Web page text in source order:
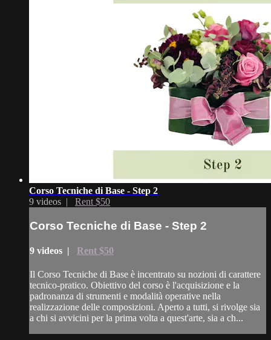
Corso Tecniche di Base - Step 2
9 videos | Rent $50
Corso Tecniche di Base - Step 2
9 videos | Rent $50
Il Corso Tecniche di Base è incentrato su nozioni di carattere
tecnico-pratico. Obiettivo del corso è l'acquisizione e la
padronanza di strumenti e modalità operative nella
realizzazione delle composizioni. Aperto a tutti, si rivolge sia
a chi si avvicini per la prima volta a quest'arte, sia a ch...